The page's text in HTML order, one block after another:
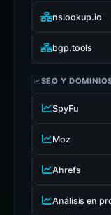
nslookup.io
bgp.tools
SEO Y
SpyFu
Moz
Ahrefs
Análisis en